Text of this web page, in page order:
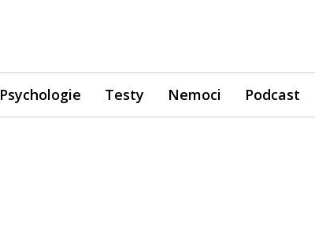
Psychologie Testy Nemoci Podcast